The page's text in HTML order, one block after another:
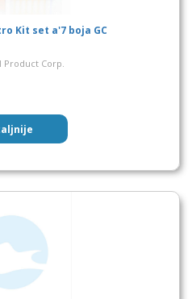
Kit set a'7 boja GC
Product Corp.